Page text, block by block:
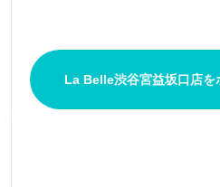
La Belle渋谷宮益坂口店を